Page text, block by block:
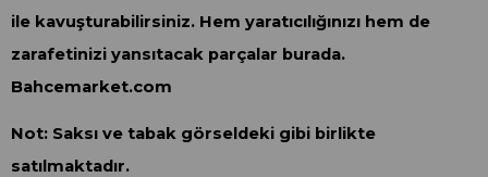
ile kavuşturabilirsiniz. Hem yaratıcılığınızı hem de
zarafetinizi yansıtacak parçalar burada.
Bahcemarket.com
Not: Saksı ve tabak görseldeki gibi birlikte
satılmaktadır.